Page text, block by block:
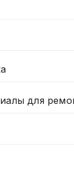
для